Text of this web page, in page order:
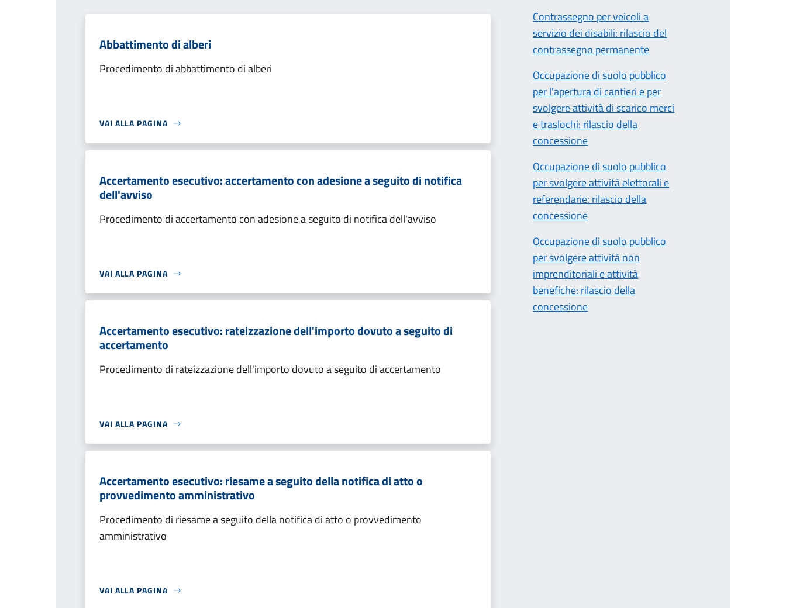
Abbattimento di alberi
Procedimento di abbattimento di alberi
VAI ALLA PAGINA
Accertamento esecutivo: accertamento con adesione a seguito di notifica
dell'avviso
Procedimento di accertamento con adesione a seguito di notifica dell'avviso
VAI ALLA PAGINA
Accertamento esecutivo: rateizzazione dell'importo dovuto a seguito di
accertamento
Procedimento di rateizzazione dell'importo dovuto a seguito di accertamento
VAI ALLA PAGINA
Accertamento esecutivo: riesame a seguito della notifica di atto o
provvedimento amministrativo
Procedimento di riesame a seguito della notifica di atto o provvedimento
amministrativo
VAI ALLA PAGINA
Contrassegno per veicoli a
servizio dei disabili: rilascio del
contrassegno permanente
Occupazione di suolo pubblico
per l'apertura di cantieri e per
svolgere attività di scarico merci
e traslochi: rilascio della
concessione
Occupazione di suolo pubblico
per svolgere attività elettorali e
referendarie: rilascio della
concessione
Occupazione di suolo pubblico
per svolgere attività non
imprenditoriali e attività
benefiche: rilascio della
concessione